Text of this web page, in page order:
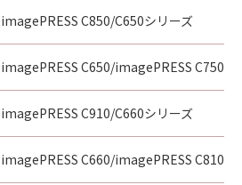
imagePRESS C850/C650シリーズ
imagePRESS C650/imagePRESS C750/
imagePRESS C910/C660シリーズ
imagePRESS C660/imagePRESS C810/